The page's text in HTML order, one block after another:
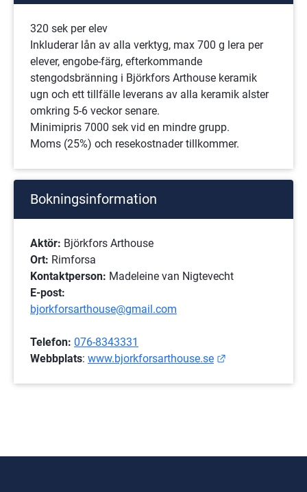
320 sek per elev
Inkluderar lån av alla verktyg, max 700 g lera per
elever, engobe-färg, efterkommande
stengodsbränning i Björkfors Arthouse keramik
ugn och ett tillfälle leverans av alla keramik alster
omkring 5-6 veckor senare.
Minimipris 7000 sek vid en mindre grupp.
Moms (25%) och resekostnader tillkommer.
Bokningsinformation
Aktör: Björkfors Arthouse
Ort: Rimforsa
Kontaktperson: Madeleine van Nigtevecht
E-post:
bjorkforsarthouse@gmail.com
Telefon: 076-8343331
Webbplats: www.bjorkforsarthouse.se